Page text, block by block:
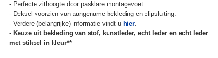
- Perfecte zithoogte door pasklare montagevoet.
- Deksel voorzien van aangename bekleding en clipsluiting.
- Verdere (belangrijke) informatie vindt u hier.
- Keuze uit bekleding van stof, kunstleder, echt leder en echt leder
met stiksel in kleur**